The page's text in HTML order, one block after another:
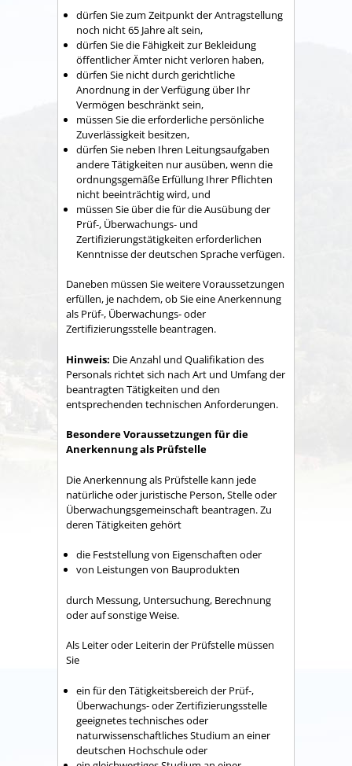
dürfen Sie zum Zeitpunkt der Antragstellung
noch nicht 65 Jahre alt sein,
dürfen Sie die Fähigkeit zur Bekleidung
öffentlicher Ämter nicht verloren haben,
dürfen Sie nicht durch gerichtliche
Anordnung in der Verfügung über Ihr
Vermögen beschränkt sein,
müssen Sie die erforderliche persönliche
Zuverlässigkeit besitzen,
dürfen Sie neben Ihren Leitungsaufgaben
andere Tätigkeiten nur ausüben, wenn die
ordnungsgemäße Erfüllung Ihrer Pflichten
nicht beeinträchtig wird, und
müssen Sie über die für die Ausübung der
Prüf-, Überwachungs- und
Zertifizierungstätigkeiten erforderlichen
Kenntnisse der deutschen Sprache verfügen.
Daneben müssen Sie weitere Voraussetzungen
erfüllen, je nachdem, ob Sie eine Anerkennung
als Prüf-, Überwachungs- oder
Zertifizierungsstelle beantragen.
Hinweis: Die Anzahl und Qualifikation des
Personals richtet sich nach Art und Umfang der
beantragten Tätigkeiten und den
entsprechenden technischen Anforderungen.
Besondere Voraussetzungen für die
Anerkennung als Prüfstelle
Die Anerkennung als Prüfstelle kann jede
natürliche oder juristische Person, Stelle oder
Überwachungsgemeinschaft beantragen. Zu
deren Tätigkeiten gehört
die Feststellung von Eigenschaften oder
von Leistungen von Bauprodukten
durch Messung, Untersuchung, Berechnung
oder auf sonstige Weise.
Als Leiter oder Leiterin der Prüfstelle müssen
Sie
ein für den Tätigkeitsbereich der Prüf-,
Überwachungs- oder Zertifizierungsstelle
geeignetes technisches oder
naturwissenschaftliches Studium an einer
deutschen Hochschule oder